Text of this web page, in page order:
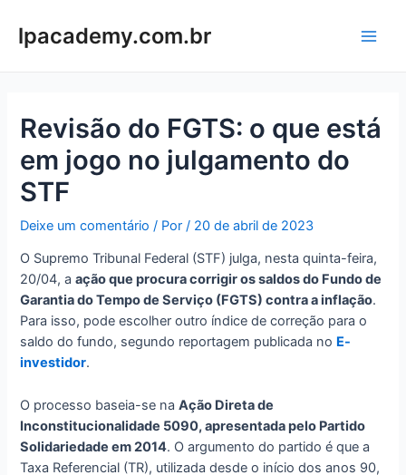
paralpacademy.com.br
Revisão do FGTS: o que está
em jogo no julgamento do
STF
Deixe um comentário / Por/ 20 de abril de 2023
O Supremo Tribunal Federal (STF) julga, nesta quinta-feira,
20/04, aação que procura corrigir os saldos do Fundo de
Garantia do Tempo de Serviço (FGTS) contra a inflação.
Para isso, pode escolher outro índice de correção para o
saldo do fundo, segundo reportagem publicada no E-
investidor.
O processo baseia-se naAção Direta de
Inconstitucionalidade 5090, apresentada pelo Partido
Solidariedade em 2014. O argumento do partido é que a
Taxa Referencial (TR), utilizada desde o início dos anos 90,